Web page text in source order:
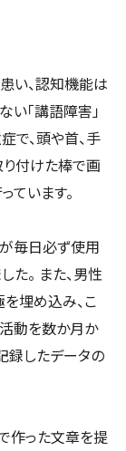
い、認知機能は
「講語障害」
で、頭や首、手
り付けた棒で画
います。
が毎日必ず使用
。 また、男性
埋め込み、こ
動を数か月か
録したデータの
作った文章を提